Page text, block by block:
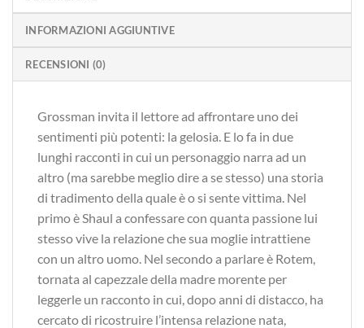
INFORMAZIONI AGGIUNTIVE
RECENSIONI (0)
Grossman invita il lettore ad affrontare uno dei
sentimenti più potenti: la gelosia. E lo fa in due
lunghi racconti in cui un personaggio narra ad un
altro (ma sarebbe meglio dire a se stesso) una storia
di tradimento della quale è o si sente vittima. Nel
primo è Shaul a confessare con quanta passione lui
stesso vive la relazione che sua moglie intrattiene
con un altro uomo. Nel secondo a parlare è Rotem,
tornata al capezzale della madre morente per
leggerle un racconto in cui, dopo anni di distacco, ha
cercato di ricostruire l’intensa relazione nata,